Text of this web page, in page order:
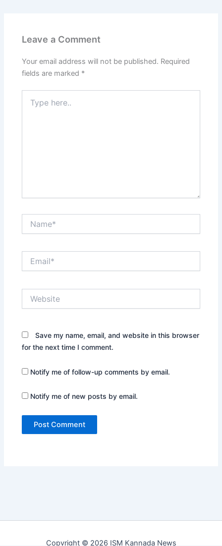
o
k
p
Leave a Comment
Your email address will not be published. Required
fields are marked *
here..
Save my name, email, and website in this browser
for the next time I comment.
Notify me of follow-up comments by email.
Notify me of new posts by email.
Copyright © 2026 ISM Kannada News